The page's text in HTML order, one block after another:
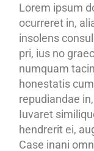
Lorem ipsum
ocurreret in,
insolens
pri, ius no
numquam
honestatis
repudiandae
Iuvaret
hendrerit ei,
Case inani